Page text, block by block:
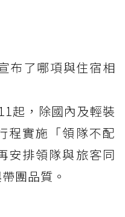
布了哪項與住宿相
起，除國內及輕裝
程實施「領隊不配
安排領隊與旅客同
團品質。